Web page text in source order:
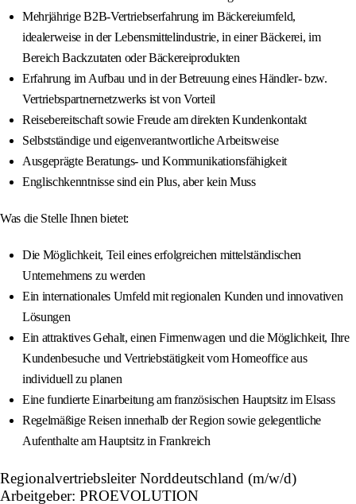
Mehrjährige B2B-Vertriebserfahrung im Bäckereiumfeld,
idealerweise in der Lebensmittelindustrie, in einer Bäckerei, im
Bereich Backzutaten oder Bäckereiprodukten
Erfahrung im Aufbau und in der Betreuung eines Händler‑ bzw.
Vertriebspartnernetzwerks ist von Vorteil
Reisebereitschaft sowie Freude am direkten Kundenkontakt
Selbstständige und eigenverantwortliche Arbeitsweise
Ausgeprägte Beratungs- und Kommunikationsfähigkeit
Englischkenntnisse sind ein Plus, aber kein Muss
Was die Stelle Ihnen bietet:
Die Möglichkeit, Teil eines erfolgreichen mittelständischen
Unternehmens zu werden
Ein internationales Umfeld mit regionalen Kunden und innovativen
Lösungen
Ein attraktives Gehalt, einen Firmenwagen und die Möglichkeit, Ihre
Kundenbesuche und Vertriebstätigkeit vom Homeoffice aus
individuell zu planen
Eine fundierte Einarbeitung am französischen Hauptsitz im Elsass
Regelmäßige Reisen innerhalb der Region sowie gelegentliche
Aufenthalte am Hauptsitz in Frankreich
Regionalvertriebsleiter Norddeutschland (m/w/d)
Arbeitgeber: PROEVOLUTION